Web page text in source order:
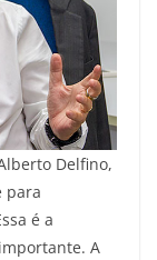
Delfino,
para
é a
A